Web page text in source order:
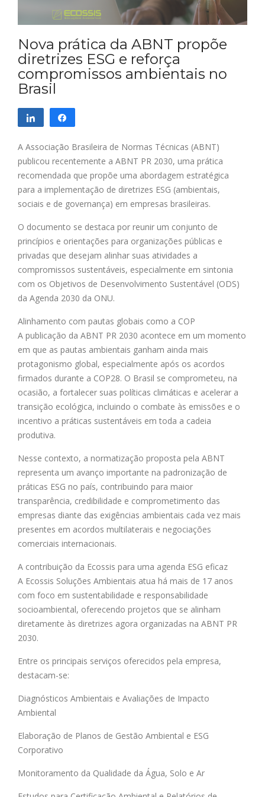
Nova prática da ABNT propõe
diretrizes ESG e reforça
compromissos ambientais no
Brasil
Compartilhar
A Associação Brasileira de Normas Técnicas (ABNT)
publicou recentemente a ABNT PR 2030, uma prática
recomendada que propõe uma abordagem estratégica
para a implementação de diretrizes ESG (ambientais,
sociais e de governança) em empresas brasileiras.
O documento se destaca por reunir um conjunto de
princípios e orientações para organizações públicas e
privadas que desejam alinhar suas atividades a
compromissos sustentáveis, especialmente em sintonia
com os Objetivos de Desenvolvimento Sustentável (ODS)
da Agenda 2030 da ONU.
Alinhamento com pautas globais como a COP
A publicação da ABNT PR 2030 acontece em um momento
em que as pautas ambientais ganham ainda mais
protagonismo global, especialmente após os acordos
firmados durante a COP28. O Brasil se comprometeu, na
ocasião, a fortalecer suas políticas climáticas e acelerar a
transição ecológica, incluindo o combate às emissões e o
incentivo a práticas sustentáveis em toda a cadeia
produtiva.
Nesse contexto, a normatização proposta pela ABNT
representa um avanço importante na padronização de
práticas ESG no país, contribuindo para maior
transparência, credibilidade e comprometimento das
empresas diante das exigências ambientais cada vez mais
presentes em acordos multilaterais e negociações
comerciais internacionais.
A contribuição da Ecossis para uma agenda ESG eficaz
A Ecossis Soluções Ambientais atua há mais de 17 anos
com foco em sustentabilidade e responsabilidade
socioambiental, oferecendo projetos que se alinham
diretamente às diretrizes agora organizadas na ABNT PR
2030.
Entre os principais serviços oferecidos pela empresa,
destacam-se:
Diagnósticos Ambientais e Avaliações de Impacto
Ambiental
Elaboração de Planos de Gestão Ambiental e ESG
Corporativo
Monitoramento da Qualidade da Água, Solo e Ar